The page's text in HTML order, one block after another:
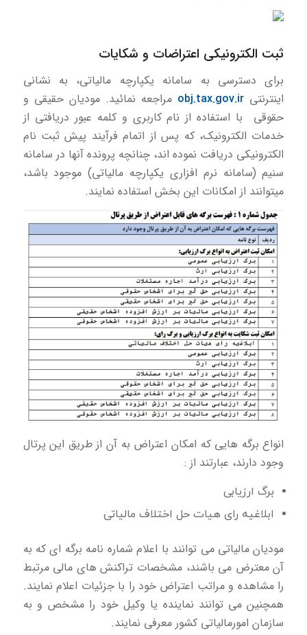
ثبت الکترونیکی اعتراضات و شکایات
برای دسترسی به سامانه یکپارچه مالیاتی، به نشانی
اینترنتی obj.tax.gov.ir مراجعه نمائید. مودیان حقیقی و
حقوقی با استفاده از نام کاربری و کلمه عبور دریافتی از
خدمات الکترونیک، که پس از اتمام فرآیند پیش ثبت نام
الکترونیکی دریافت نموده اند، چنانچه پرونده آنها در سامانه
سنیم (سامانه نرم افزاری یکپارچه مالیاتی) موجود باشد،
میتوانند از امکانات این بخش استفاده نمایند.
انواع برگه هایی که امکان اعتراض به آن از طریق این پرتال
وجود دارند، عبارتند از :
برگ ارزیابی
ابلاغیه رای هیات حل اختلاف مالیاتی
مودیان مالیاتی می توانند با اعلام شماره نامه برگه ای که به
آن معترض می باشند، مشخصات تراکنش های مالی مرتبط
را مشاهده و مراتب اعتراض خود را با جزئیات اعلام نمایند.
همچنین می توانند نماینده یا وکیل خود را مشخص و به
سازمان امورمالیاتی کشور معرفی نمایند.